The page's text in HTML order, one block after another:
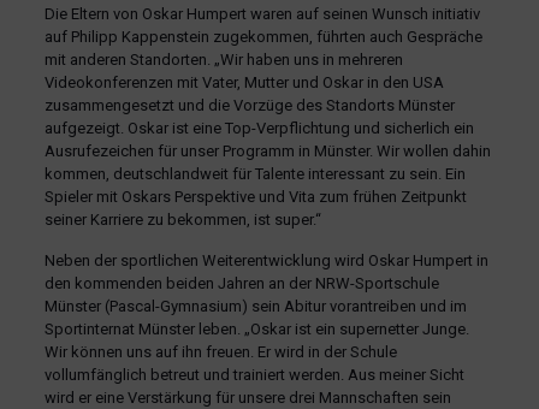
Die Eltern von Oskar Humpert waren auf seinen Wunsch initiativ
auf Philipp Kappenstein zugekommen, führten auch Gespräche
mit anderen Standorten. „Wir haben uns in mehreren
Videokonferenzen mit Vater, Mutter und Oskar in den USA
zusammengesetzt und die Vorzüge des Standorts Münster
aufgezeigt. Oskar ist eine Top-Verpflichtung und sicherlich ein
Ausrufezeichen für unser Programm in Münster. Wir wollen dahin
kommen, deutschlandweit für Talente interessant zu sein. Ein
Spieler mit Oskars Perspektive und Vita zum frühen Zeitpunkt
seiner Karriere zu bekommen, ist super.“
Neben der sportlichen Weiterentwicklung wird Oskar Humpert in
den kommenden beiden Jahren an der NRW-Sportschule
Münster (Pascal-Gymnasium) sein Abitur vorantreiben und im
Sportinternat Münster leben. „Oskar ist ein supernetter Junge.
Wir können uns auf ihn freuen. Er wird in der Schule
vollumfänglich betreut und trainiert werden. Aus meiner Sicht
wird er eine Verstärkung für unsere drei Mannschaften sein